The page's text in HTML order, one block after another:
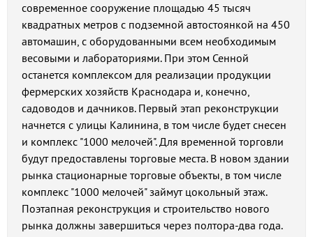
современное сооружение площадью 45 тысяч
квадратных метров с подземной автостоянкой на 450
автомашин, с оборудованными всем необходимым
весовыми и лабораториями. При этом Сенной
останется комплексом для реализации продукции
фермерских хозяйств Краснодара и, конечно,
садоводов и дачников. Первый этап реконструкции
начнется с улицы Калинина, в том числе будет снесен
и комплекс "1000 мелочей". Для временной торговли
будут предоставлены торговые места. В новом здании
рынка стационарные торговые объекты, в том числе
комплекс "1000 мелочей" займут цокольный этаж.
Поэтапная реконструкция и строительство нового
рынка должны завершиться через полтора-два года.